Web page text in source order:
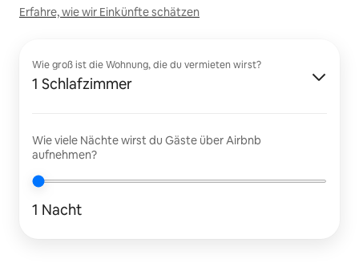
Erfahre, wie wir Einkünfte schätzen
Wie groß ist die Wohnung, die du vermieten wirst?
1 Schlafzimmer
Wie viele Nächte wirst du Gäste über Airbnb
aufnehmen?
1 Nacht